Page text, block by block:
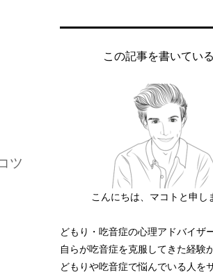
ツ
この記事を書いてい
こんにちは、マコトと申し
どもり・吃音症の心理アドバイザー
自らが吃音症を克服してきた経験
どもりや吃音症で悩んでいる人を